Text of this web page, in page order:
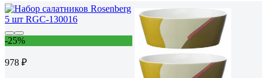
-25%
978 ₽